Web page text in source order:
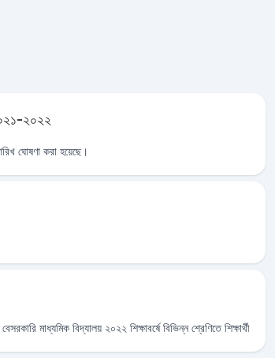
২০২২
ঘোষণা করা হয়েছে।
মাধ্যমিক বিদ্যালয় ২০২২ শিক্ষাবর্ষে বিভিন্ন শ্রেণিতে শিক্ষার্থী